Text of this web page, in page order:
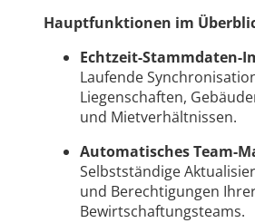
Hauptfunktionen im
Echtzeit-Stammdaten-
Laufende
Liegenschaften,
und Mietverhältnissen.
Automatisches Team-
Selbstständige
und Berechtigungen
Bewirtschaftungsteams.